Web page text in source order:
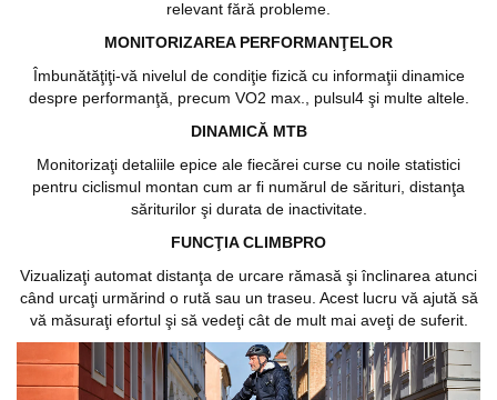
relevant fără probleme.
MONITORIZAREA PERFORMANŢELOR
Îmbunătăţiţi-vă nivelul de condiţie fizică cu informaţii dinamice
despre performanţă, precum VO2 max., pulsul4 şi multe altele.
DINAMICĂ MTB
Monitorizaţi detaliile epice ale fiecărei curse cu noile statistici
pentru ciclismul montan cum ar fi numărul de sărituri, distanţa
săriturilor şi durata de inactivitate.
FUNCŢIA CLIMBPRO
Vizualizaţi automat distanţa de urcare rămasă şi înclinarea atunci
când urcaţi urmărind o rută sau un traseu. Acest lucru vă ajută să
vă măsuraţi efortul şi să vedeţi cât de mult mai aveţi de suferit.